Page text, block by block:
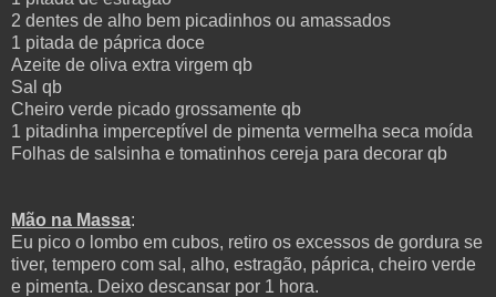
2 dentes de alho bem picadinhos ou amassados
1 pitada de páprica doce
Azeite de oliva extra virgem qb
Sal qb
Cheiro verde picado grossamente qb
1 pitadinha imperceptível de pimenta vermelha seca moída
Folhas de salsinha e tomatinhos cereja para decorar qb
Mão na Massa:
Eu pico o lombo em cubos, retiro os excessos de gordura se
tiver, tempero com sal, alho, estragão, páprica, cheiro verde
e pimenta. Deixo descansar por 1 hora.